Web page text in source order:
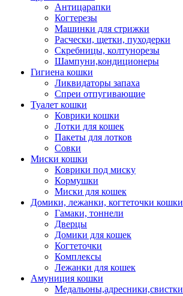
Антицарапки
Когтерезы
Машинки для стрижки
Расчески, щетки, пуходерки
Скребницы, колтунорезы
Шампуни,кондиционеры
Гигиена кошки
Ликвидаторы запаха
Спреи отпугивающие
Туалет кошки
Коврики кошки
Лотки для кошек
Пакеты для лотков
Совки
Миски кошки
Коврики под миску
Кормушки
Миски для кошек
Домики, лежанки, когтеточки кошки
Гамаки, тоннели
Дверцы
Домики для кошек
Когтеточки
Комплексы
Лежанки для кошек
Амуниция кошки
Медальоны,адресники,свистки